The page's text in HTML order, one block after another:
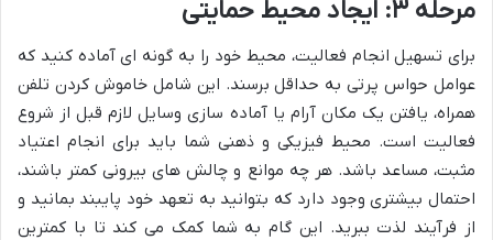
مرحله ۳: ایجاد محیط حمایتی
برای تسهیل انجام فعالیت، محیط خود را به گونه ای آماده کنید که
عوامل حواس پرتی به حداقل برسند. این شامل خاموش کردن تلفن
همراه، یافتن یک مکان آرام یا آماده سازی وسایل لازم قبل از شروع
فعالیت است. محیط فیزیکی و ذهنی شما باید برای انجام اعتیاد
مثبت، مساعد باشد. هر چه موانع و چالش های بیرونی کمتر باشند،
احتمال بیشتری وجود دارد که بتوانید به تعهد خود پایبند بمانید و
از فرآیند لذت ببرید. این گام به شما کمک می کند تا با کمترین